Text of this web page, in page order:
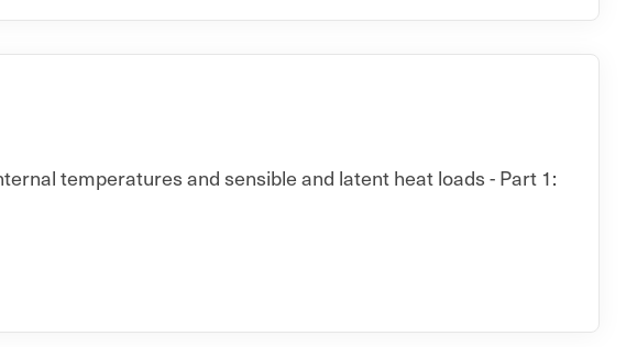
temperatures and sensible and latent heat loads - Part 1: